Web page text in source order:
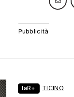
laR+ TICINO